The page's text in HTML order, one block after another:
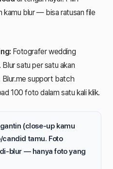
kamu blur — bisa ratusan file
Fotografer wedding
satu per satu akan
support batch
100 foto dalam satu kali klik.
(close-up kamu
tamu. Foto
blur — hanya foto yang